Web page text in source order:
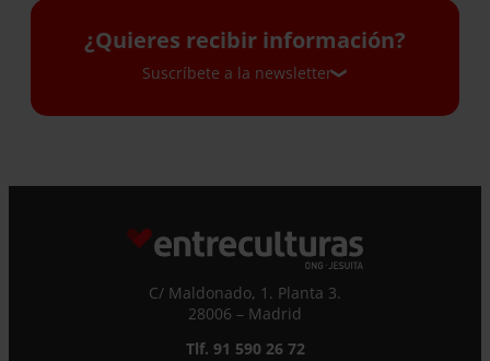
¿Quieres recibir información?
Suscríbete a la newsletter
y los correos puntuales en los que te
ofrecemos información, no dejes de completar
este formulario. Al instante, te daremos de
alta en nuestra base de datos y podrás estar
al tanto de todas las novedades.
C/ Maldonado, 1. Planta 3.
28006 – Madrid
Tlf. 91 590 26 72